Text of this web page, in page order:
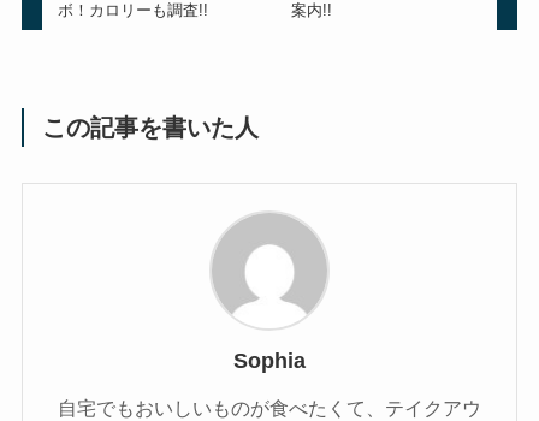
ボ！カロリーも調査!!
案内!!
この記事を書いた人
Sophia
自宅でもおいしいものが食べたくて、テイクアウ